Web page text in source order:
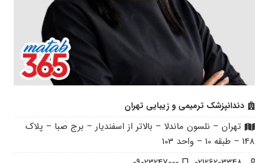
دندانپزشک ترمیمی و زیبایی تهران
تهران – نلسون ماندلا – بالاتر از اسفندیار – برج صبا – پلاک
148 – طبقه 10 – واحد 103